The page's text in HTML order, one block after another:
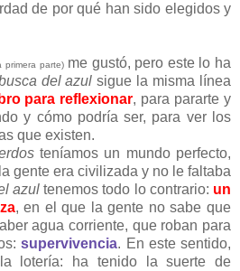
de por qué han sido elegidos y
primera parte)me gustó, pero este lo ha
del azul sigue la misma línea
para reflexionar, para pararte y
y cómo podría ser, para ver los
que existen.
teníamos un mundo perfecto,
gente era civilizada y no le faltaba
azul tenemos todo lo contrario: un
, en el que la gente no sabe que
agua corriente, que roban para
supervivencia. En este sentido,
lotería: ha tenido la suerte de